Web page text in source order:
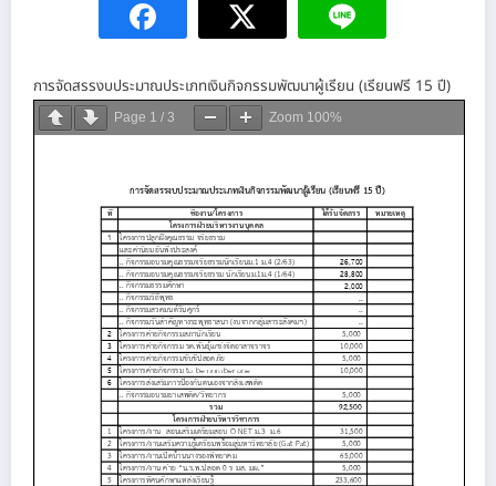
การจัดสรรงบประมาณประเภทเงินกิจกรรมพัฒนาผู้เรียน (เรียนฟรี 15 ปี)
Page 1 / 3 Zoom 100%